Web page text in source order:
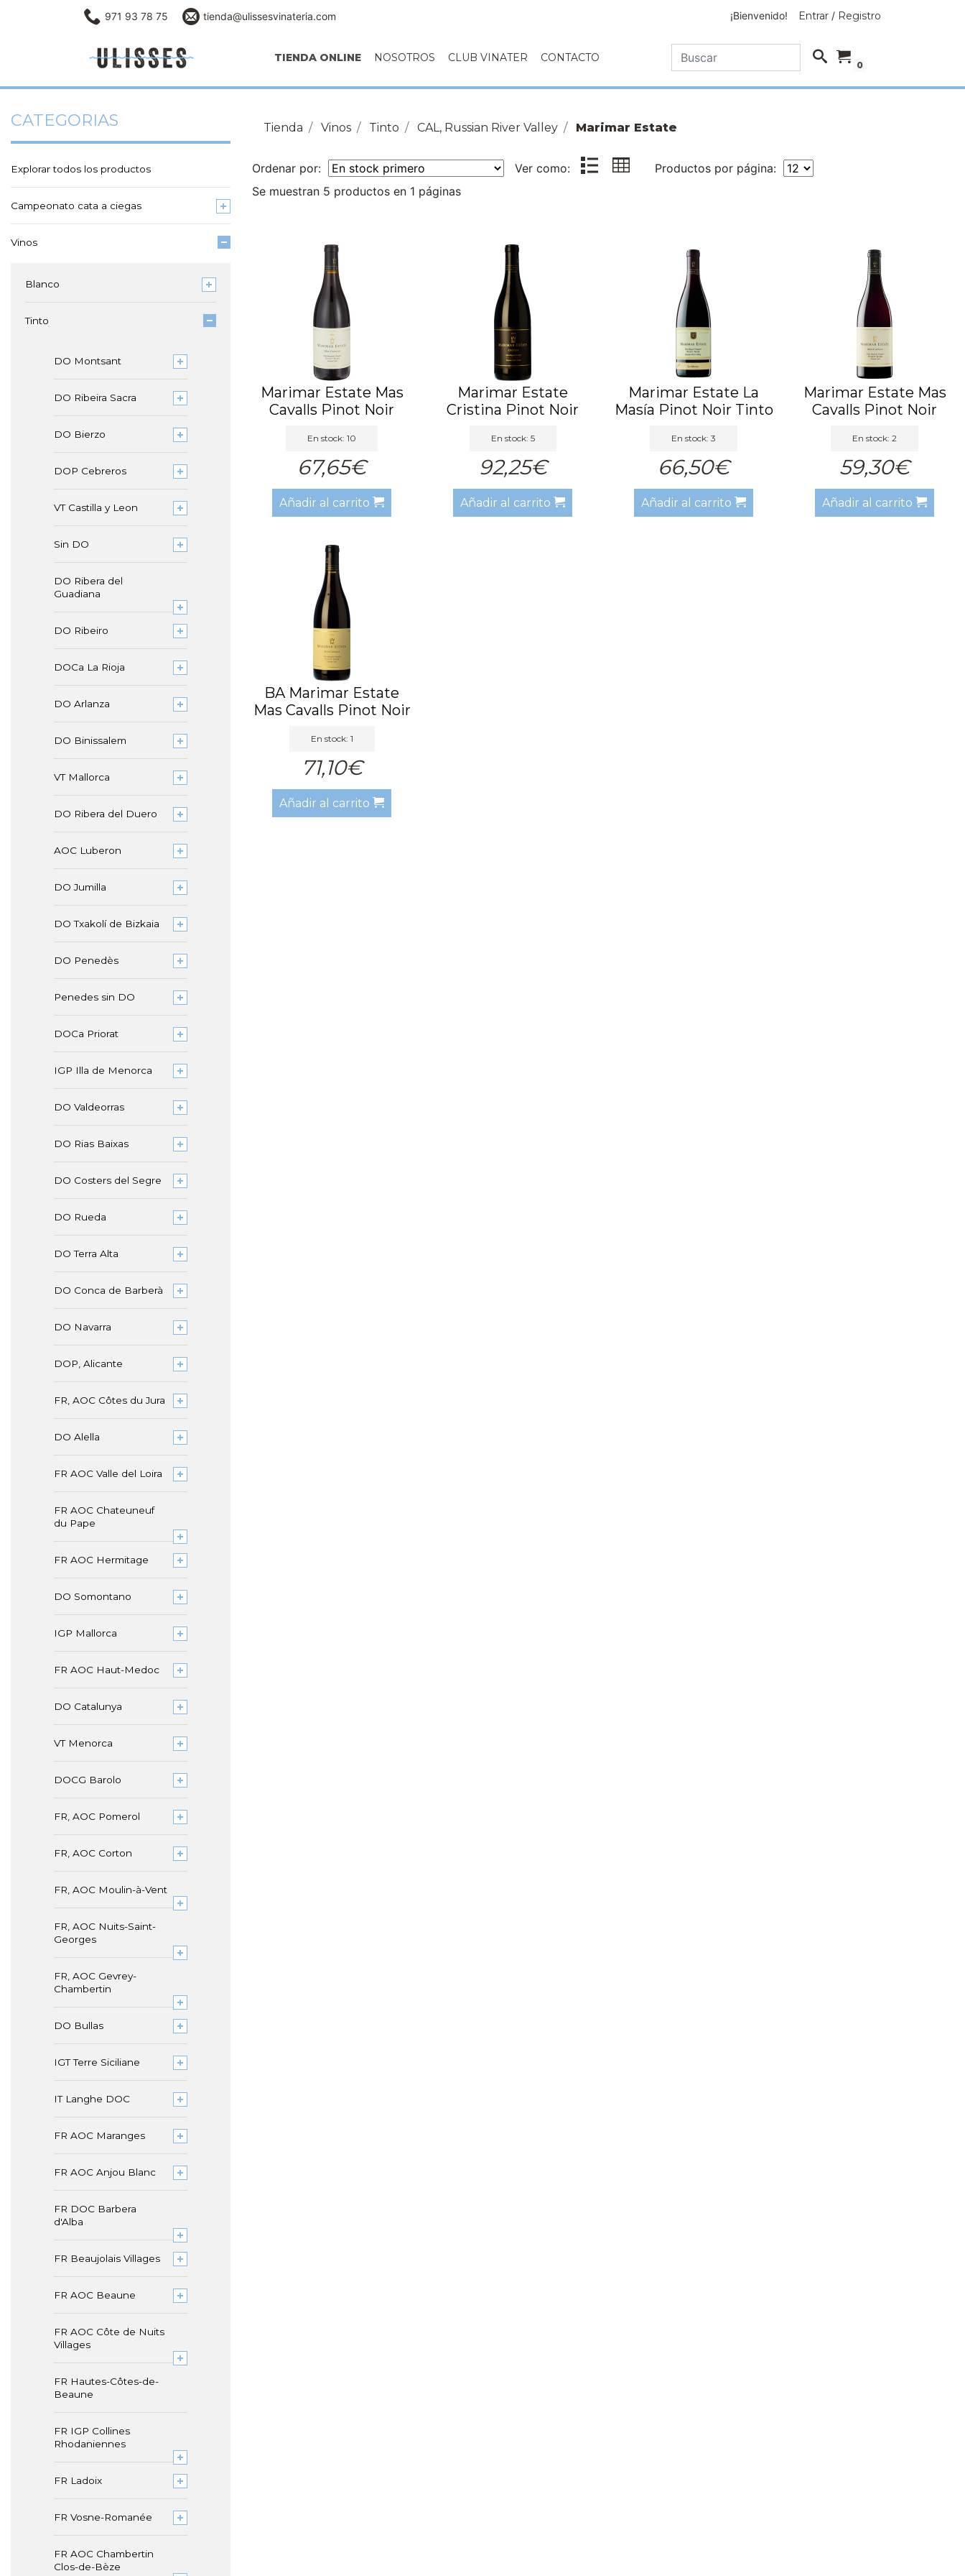
971 93 78 75 tienda@ulissesvinateria.com ¡Bienvenido! Entrar / Registro
TIENDA ONLINE NOSOTROS CLUB VINATER CONTACTO
0
CATEGORIAS
Explorar todos los productos
Campeonato cata a ciegas
Vinos
Blanco
Tinto
DO Montsant
DO Ribeira Sacra
DO Bierzo
DOP Cebreros
VT Castilla y Leon
Sin DO
DO Ribera del
Guadiana
DO Ribeiro
DOCa La Rioja
DO Arlanza
DO Binissalem
VT Mallorca
DO Ribera del Duero
AOC Luberon
DO Jumilla
DO Txakolí de Bizkaia
DO Penedès
Penedes sin DO
DOCa Priorat
IGP Illa de Menorca
DO Valdeorras
DO Rias Baixas
DO Costers del Segre
DO Rueda
DO Terra Alta
DO Conca de Barberà
DO Navarra
DOP, Alicante
FR, AOC Côtes du Jura
DO Alella
FR AOC Valle del Loira
FR AOC Chateuneuf
du Pape
FR AOC Hermitage
DO Somontano
IGP Mallorca
FR AOC Haut-Medoc
DO Catalunya
VT Menorca
DOCG Barolo
FR, AOC Pomerol
FR, AOC Corton
FR, AOC Moulin-à-Vent
FR, AOC Nuits-Saint-
Georges
FR, AOC Gevrey-
Chambertin
DO Bullas
IGT Terre Siciliane
IT Langhe DOC
FR AOC Maranges
FR AOC Anjou Blanc
FR DOC Barbera
d'Alba
FR Beaujolais Villages
FR AOC Beaune
FR AOC Côte de Nuits
Villages
FR Hautes-Côtes-de-
Beaune
FR IGP Collines
Rhodaniennes
FR Ladoix
FR Vosne-Romanée
FR AOC Chambertin
Clos-de-Bèze
Tienda Vinos Tinto CAL, Russian River Valley Marimar Estate
Ordenar por: Ver como:
Productos por página:
Se muestran 5 productos en 1 páginas
Marimar Estate Mas
Cavalls Pinot Noir
En stock: 10
67,65€
Añadir al carrito
Marimar Estate
Cristina Pinot Noir
En stock: 5
92,25€
Añadir al carrito
Marimar Estate La
Masía Pinot Noir Tinto
En stock: 3
66,50€
Añadir al carrito
Marimar Estate Mas
Cavalls Pinot Noir
En stock: 2
59,30€
Añadir al carrito
BA Marimar Estate
Mas Cavalls Pinot Noir
En stock: 1
71,10€
Añadir al carrito